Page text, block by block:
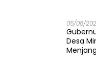
05/08/
Desa